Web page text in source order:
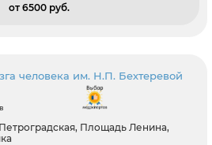
от 6500 pуб.
человека им. Н.П. Бехтеревой
Петроградская, Площадь Ленина,